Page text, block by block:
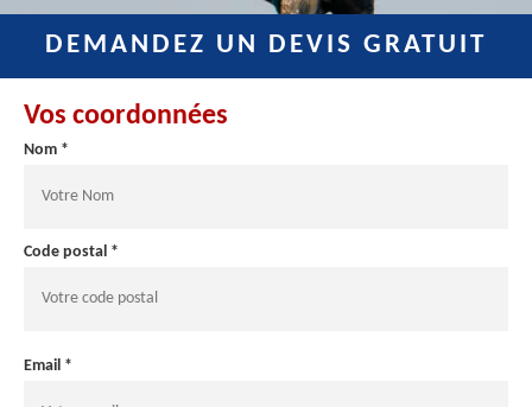
DEMANDEZ UN DEVIS GRATUIT
Vos coordonnées
Nom *
Code postal *
Email *